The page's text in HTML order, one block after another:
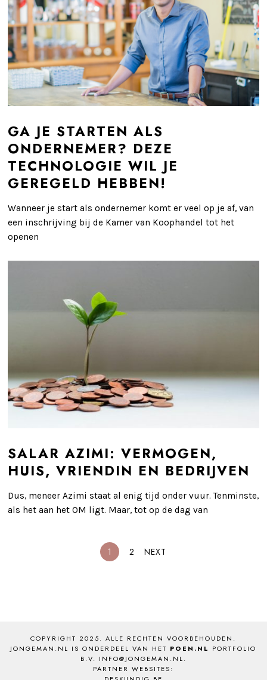
GA JE STARTEN ALS
ONDERNEMER? DEZE
TECHNOLOGIE WIL JE
GEREGELD HEBBEN!
Wanneer je start als ondernemer komt er veel op je af, van
een inschrijving bij de Kamer van Koophandel tot het
openen
SALAR AZIMI: VERMOGEN,
HUIS, VRIENDIN EN BEDRIJVEN
Dus, meneer Azimi staat al enig tijd onder vuur. Tenminste,
als het aan het OM ligt. Maar, tot op de dag van
1 2 NEXT
COPYRIGHT 2025. ALLE RECHTEN VOORBEHOUDEN.
JONGEMAN.NL IS ONDERDEEL VAN HET POEN.NL PORTFOLIO
B.V. INFO@JONGEMAN.NL.
PARTNER WEBSITES: